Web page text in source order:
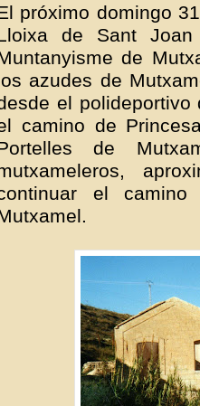
próximo domingo
de Sant
de
azudes de
el
camino de
de
el